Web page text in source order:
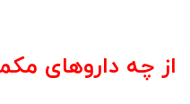
از چه داروهای